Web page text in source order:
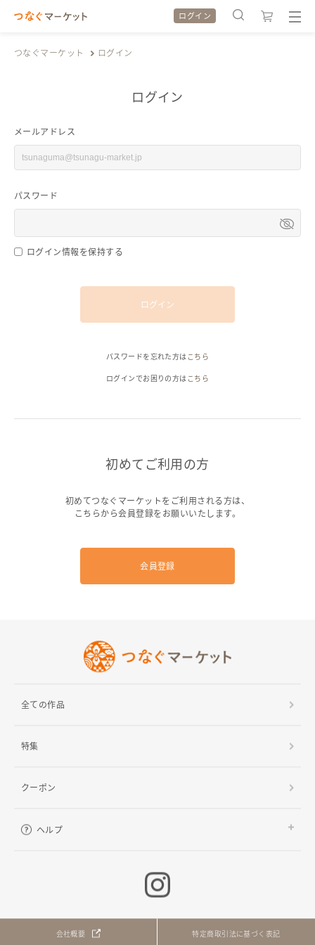
カテゴリから探す
特集から探す
全ての作品をみる
カテゴリから探す
特集から探す
全ての作品をみる
ログイン
つなぐマーケット ログイン
ログイン
メールアドレス
パスワード
ログイン情報を保持する
ログイン
パスワードを忘れた方は こちら
ログインでお困りの方は こちら
初めてご利用の方
初めてつなぐマーケットをご利用される方は、
こちらから会員登録をお願いいたします。
会員登録
全ての作品
特集
クーポン
ヘルプ
会社概要 特定商取引法に基づく表記